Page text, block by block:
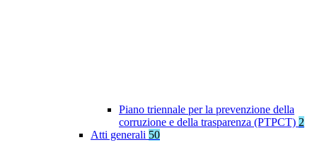
Piano triennale per la prevenzione della
corruzione e della trasparenza (PTPCT) 2
Atti generali 50